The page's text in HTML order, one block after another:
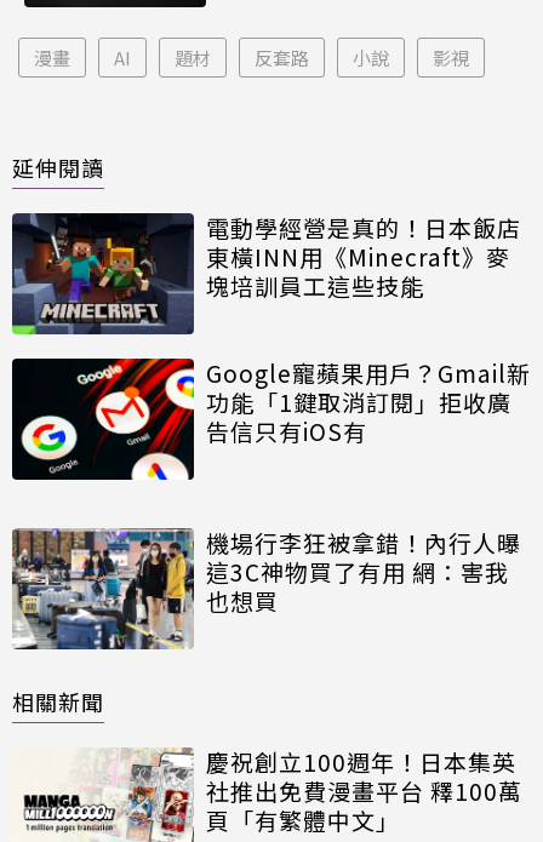
漫畫 AI 題材 反套路 小說 影視
延伸閱讀
電動學經營是真的！日本飯店
東橫INN用《Minecraft》麥
塊培訓員工這些技能
Google寵蘋果用戶？Gmail新
功能「1鍵取消訂閱」拒收廣
告信只有iOS有
機場行李狂被拿錯！內行人曝
這3C神物買了有用 網：害我
也想買
相關新聞
慶祝創立100週年！日本集英
社推出免費漫畫平台 釋100萬
頁「有繁體中文」